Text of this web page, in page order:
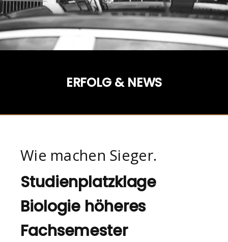
ERFOLG & NEWS
Wie machen Sieger.
Studienplatzklage
Biologie höheres
Fachsemester